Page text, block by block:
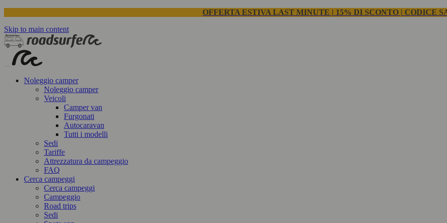
OFFERTA ESTIVA LAST MINUTE | 15% DI SCONTO | CODICE
Skip to main content
Noleggio camper
Noleggio camper
Veicoli
Camper van
Furgonati
Autocaravan
Tutti i modelli
Sedi
Tariffe
Attrezzatura da campeggio
FAQ
Cerca campeggi
Cerca campeggi
Campeggio
Road trips
Sedi